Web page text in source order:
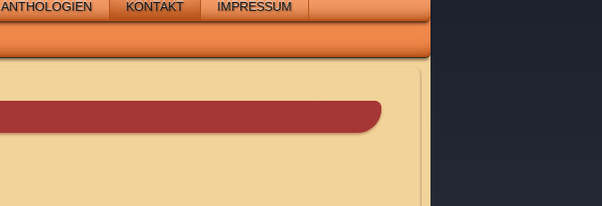
ANTHOLOGIEN KONTAKT IMPRESSUM